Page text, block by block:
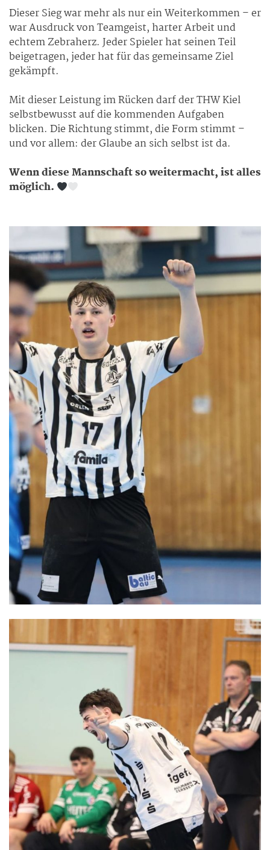
Dieser Sieg war mehr als nur ein Weiterkommen – er
war Ausdruck von Teamgeist, harter Arbeit und
echtem Zebraherz. Jeder Spieler hat seinen Teil
beigetragen, jeder hat für das gemeinsame Ziel
gekämpft.
Mit dieser Leistung im Rücken darf der THW Kiel
selbstbewusst auf die kommenden Aufgaben
blicken. Die Richtung stimmt, die Form stimmt –
und vor allem: der Glaube an sich selbst ist da.
Wenn diese Mannschaft so weitermacht, ist alles
möglich.